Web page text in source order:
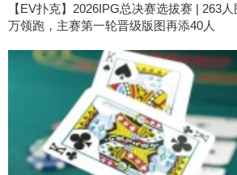
【EV扑克】2026IPG总决赛选拔赛 | 263
万领跑，主赛第一轮晋级版图再添40人